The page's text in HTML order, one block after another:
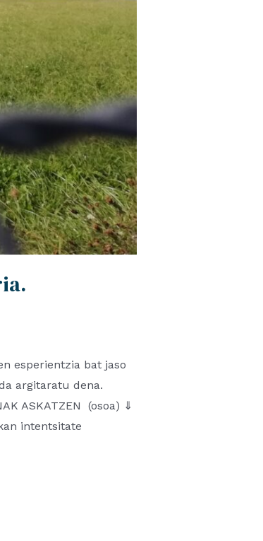
esperientzia bat jaso
argitaratu dena.
ASKATZEN (osoa) ⇓
intentsitate